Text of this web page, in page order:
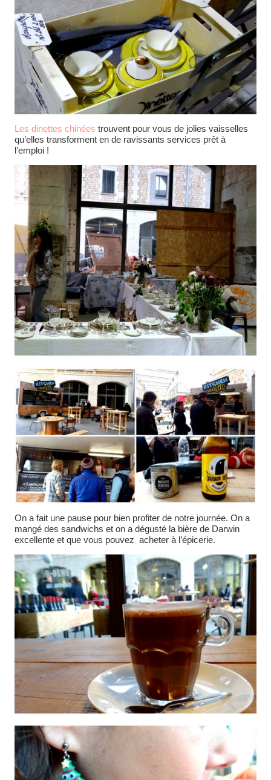
Les dinettes chinées trouvent pour vous de jolies vaisselles
qu’elles transforment en de ravissants services prêt à
l’emploi !
On a fait une pause pour bien profiter de notre journée. On a
mangé des sandwichs et on a dégusté la bière de Darwin
excellente et que vous pouvez acheter à l’épicerie.